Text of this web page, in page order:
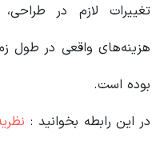
تغییرات لازم در
هزینه‌های واقعی در طول
بوده است.
در این رابطه بخوانید‌ :